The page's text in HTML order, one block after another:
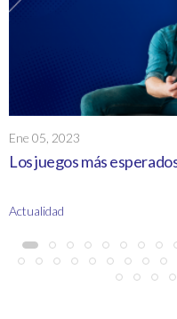
Ene 05, 2023
Los juegos más
Actualidad